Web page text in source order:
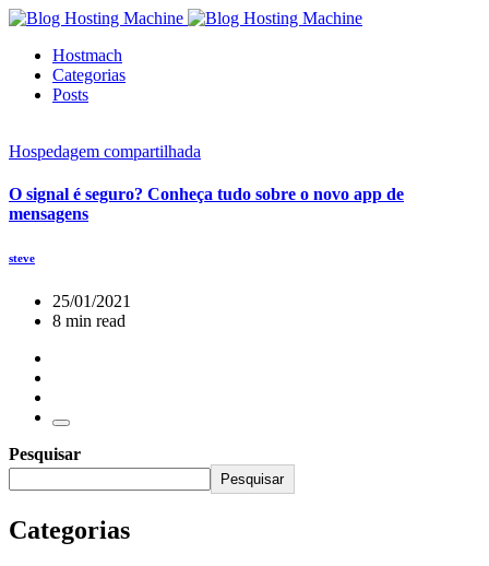
Hostmach
Categorias
Posts
Hospedagem compartilhada
O signal é seguro? Conheça tudo sobre o novo app de
mensagens
steve
25/01/2021
8 min read
Pesquisar
Pesquisar
Categorias